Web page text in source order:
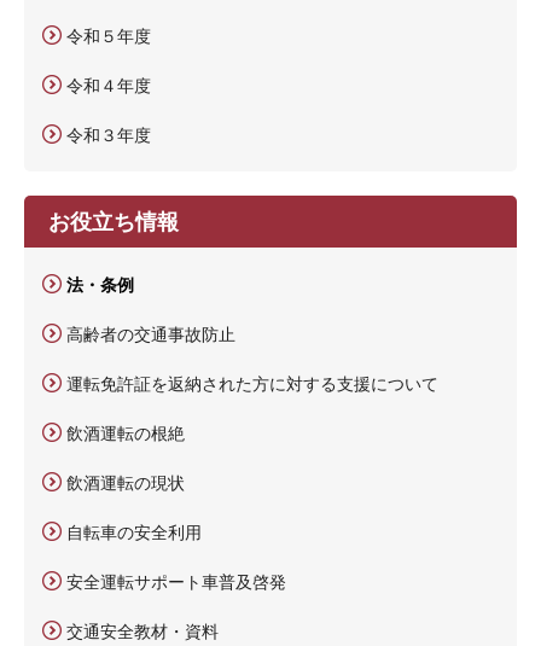
令和５年度
令和４年度
令和３年度
お役立ち情報
法・条例
高齢者の交通事故防止
運転免許証を返納された方に対する支援について
飲酒運転の根絶
飲酒運転の現状
自転車の安全利用
安全運転サポート車普及啓発
交通安全教材・資料